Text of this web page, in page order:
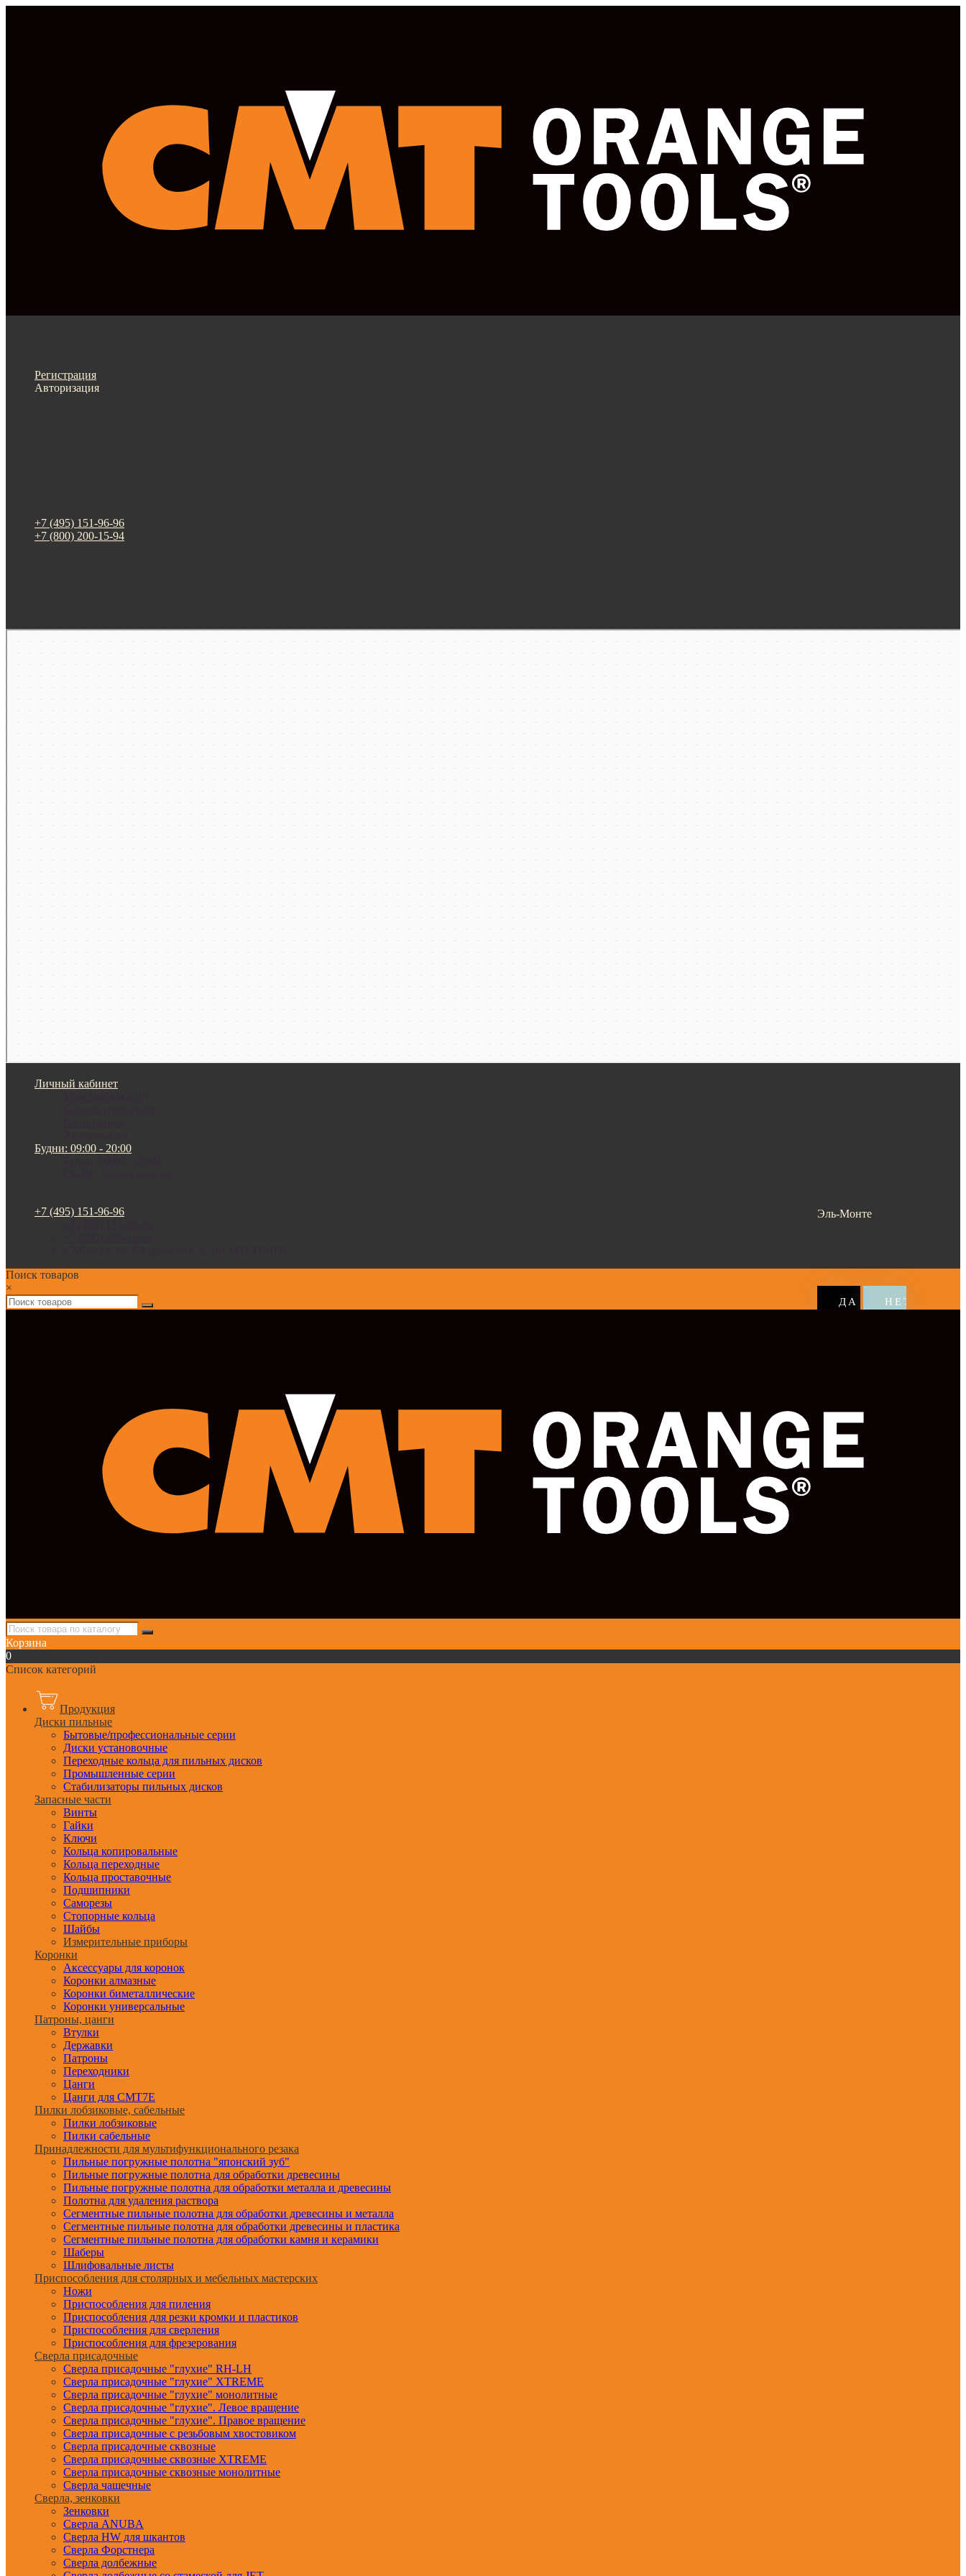
Регистрация
Авторизация
+7 (495) 151-96-96
+7 (800) 200-15-94
Москва
Личный кабинет
Будни: 09:00 - 20:00
Эль-Монте
+7 (495) 151-96-96
Поиск товаров
×
Корзина
0
Список категорий
Продукция
Диски пильные
Бытовые/профессиональные серии
Диски установочные
Переходные кольца для пильных дисков
Промышленные серии
Стабилизаторы пильных дисков
Запасные части
Винты
Гайки
Ключи
Кольца копировальные
Кольца переходные
Кольца проставочные
Подшипники
Саморезы
Стопорные кольца
Шайбы
Измерительные приборы
Коронки
Аксессуары для коронок
Коронки алмазные
Коронки биметаллические
Коронки универсальные
Патроны, цанги
Втулки
Державки
Патроны
Переходники
Цанги
Цанги для CMT7E
Пилки лобзиковые, сабельные
Пилки лобзиковые
Пилки сабельные
Принадлежности для мультифункционального резака
Пильные погружные полотна "японский зуб"
Пильные погружные полотна для обработки древесины
Пильные погружные полотна для обработки металла и древесины
Полотна для удаления раствора
Сегментные пильные полотна для обработки древесины и металла
Сегментные пильные полотна для обработки древесины и пластика
Сегментные пильные полотна для обработки камня и керамики
Шаберы
Шлифовальные листы
Приспособления для столярных и мебельных мастерских
Ножи
Приспособления для пиления
Приспособления для резки кромки и пластиков
Приспособления для сверления
Приспособления для фрезерования
Сверла присадочные
Сверла присадочные "глухие" RH-LH
Сверла присадочные "глухие" XTREME
Сверла присадочные "глухие" монолитные
Сверла присадочные "глухие". Левое вращение
Сверла присадочные "глухие". Правое вращение
Сверла присадочные с резьбовым хвостовиком
Сверла присадочные сквозные
Сверла присадочные сквозные XTREME
Сверла присадочные сквозные монолитные
Сверла чашечные
Сверла, зенковки
Зенковки
Сверла ANUBA
Сверла HW для шкантов
Сверла Форстнера
Сверла долбежные